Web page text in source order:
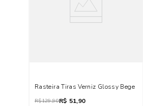
Rasteira Tiras Verniz Glossy Bege
R$129,90R$ 51,90